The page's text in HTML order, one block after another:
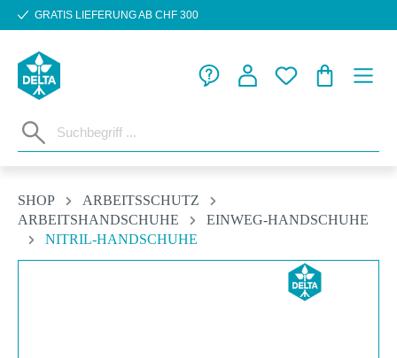
Zum Hauptinhalt springen
GRATIS LIEFERUNG AB CHF 300
SHOP
ARBEITSSCHUTZ
ARBEITSHANDSCHUHE
EINWEG-HANDSCHUHE
NITRIL-HANDSCHUHE